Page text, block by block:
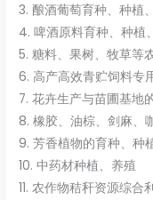
3. 酿酒葡萄育种、种植
4. 啤酒原料育种、种植
5. 糖料、果树、牧草等
6. 高产高效青贮饲料专
7. 花卉生产与苗圃基地
8. 橡胶、油棕、剑麻、
9. 芳香植物的育种、种
10. 中药材种植、养殖
11. 农作物秸秆资源综